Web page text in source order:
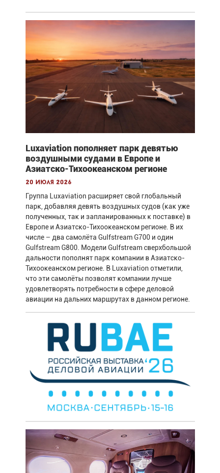
Luxaviation пополняет парк девятью
воздушными судами в Европе и
Азиатско-Тихоокеанском регионе
20 июля 2026
Группа Luxaviation расширяет свой глобальный
парк, добавляя девять воздушных судов (как уже
полученных, так и запланированных к поставке) в
Европе и Азиатско-Тихоокеанском регионе. В их
числе – два самолёта Gulfstream G700 и один
Gulfstream G800. Модели Gulfstream сверхбольшой
дальности пополнят парк компании в Азиатско-
Тихоокеанском регионе. В Luxaviation отметили,
что эти самолёты позволят компании лучше
удовлетворять потребности в сфере деловой
авиации на дальних маршрутах в данном регионе.